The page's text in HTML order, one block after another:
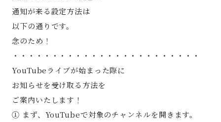
通知が来る設定方法は
以下の通りです。
念のため！
・・・・・・・・・・・・・・・・・・・・・・・・
YouTubeライブが始まった際に
お知らせを受け取る方法を
ご案内いたします！
① まず、YouTubeで対象のチャンネルを開きます。